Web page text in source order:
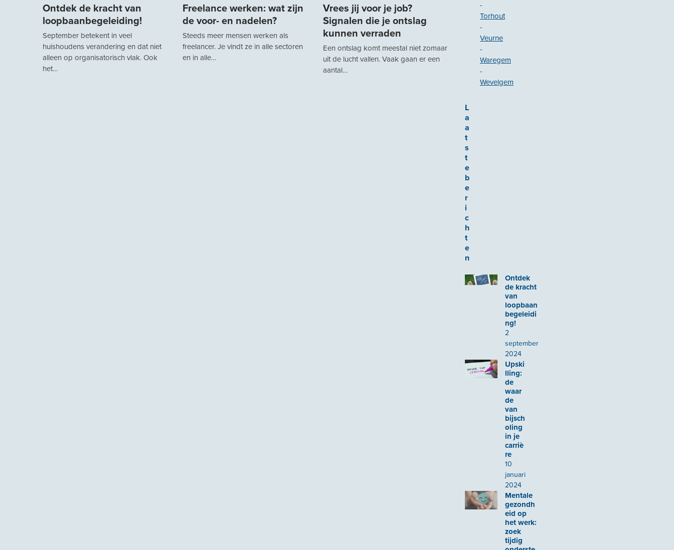
Ontdek de kracht van
loopbaanbegeleiding!
September betekent in veel
huishoudens verandering en dat niet
alleen op organisatorisch vlak. Ook
het…
Freelance werken: wat zijn
de voor- en nadelen?
Steeds meer mensen werken als
freelancer. Je vindt ze in alle sectoren
en in alle…
Vrees jij voor je job?
Signalen die je ontslag
kunnen verraden
Een ontslag komt meestal niet zomaar
uit de lucht vallen. Vaak gaan er een
aantal…
-
Torhout
-
Veurne
-
Waregem
-
Wevelgem
L
a
a
t
s
t
e
b
e
r
i
c
h
t
e
n
Ontdek
de kracht
van
loopbaan
begeleidi
ng!
2
september
2024
Upski
lling:
de
waar
de
van
bijsch
oling
in je
carriè
re
10
januari
2024
Mentale
gezondh
eid op
het werk:
zoek
tijdig